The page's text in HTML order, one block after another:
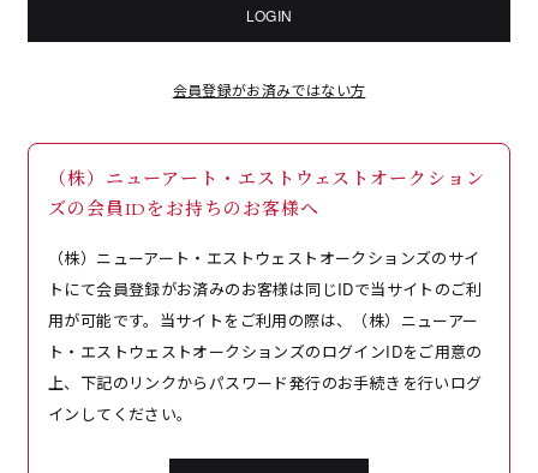
LOGIN
会員登録がお済みではない方
（株）ニューアート・エストウェストオークション
ズの会員IDをお持ちのお客様へ
（株）ニューアート・エストウェストオークションズのサイ
トにて会員登録がお済みのお客様は同じIDで当サイトのご利
用が可能です。当サイトをご利用の際は、（株）ニューアー
ト・エストウェストオークションズのログインIDをご用意の
上、下記のリンクからパスワード発行のお手続きを行いログ
インしてください。